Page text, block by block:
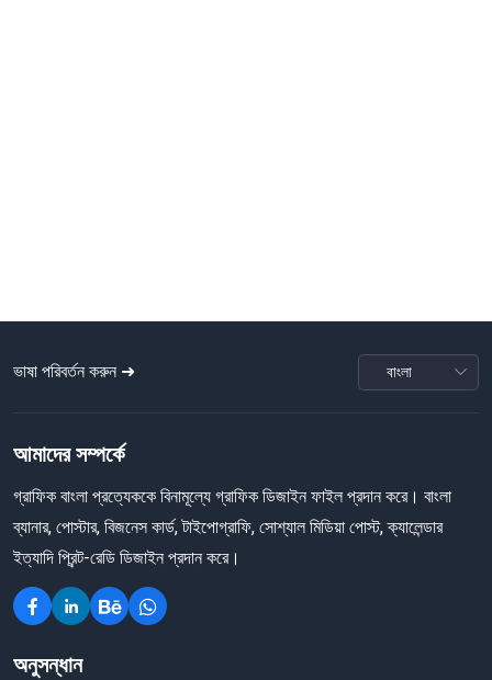
ভাষা পরিবর্তন করুন ➜
আমাদের সম্পর্কে
গ্রাফিক বাংলা প্রত্যেককে বিনামূল্যে গ্রাফিক ডিজাইন ফাইল প্রদান করে। বাংলা
ব্যানার, পোস্টার, বিজনেস কার্ড, টাইপোগ্রাফি, সোশ্যাল মিডিয়া পোস্ট, ক্যালেন্ডার
ইত্যাদি প্রিন্ট-রেডি ডিজাইন প্রদান করে।
অনুসন্ধান